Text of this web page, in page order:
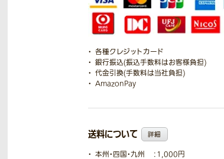
各種クレジットカード
銀行振込(振込手数料はお客様負担)
代金引換(手数料は当社負担)
AmazonPay
送料について 詳細
本州・四国・九州 ：1,000円